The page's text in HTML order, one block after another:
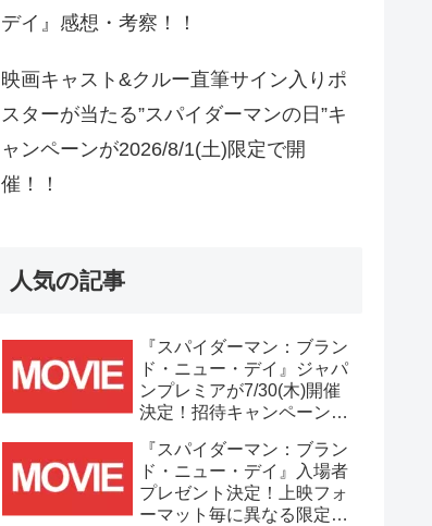
デイ』感想・考察！！
映画キャスト&クルー直筆サイン入りポ
スターが当たる”スパイダーマンの日”キ
ャンペーンが2026/8/1(土)限定で開
催！！
人気の記事
『スパイダーマン：ブラン
ド・ニュー・デイ』ジャパ
ンプレミアが7/30(木)開催
決定！招待キャンペーンは
中！！
『スパイダーマン：ブラン
ド・ニュー・デイ』入場者
プレゼント決定！上映フォ
ーマット毎に異なる限定ビ